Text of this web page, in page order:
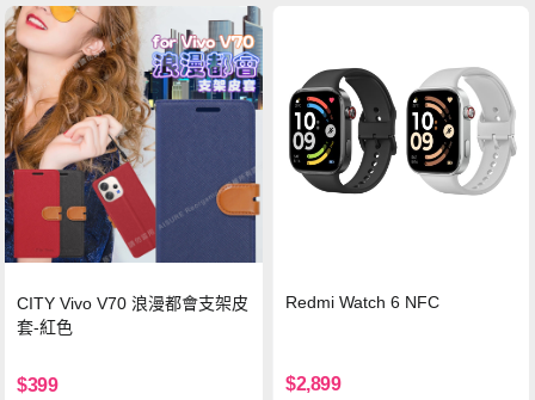
CITY Vivo V70 浪漫都會支架皮
套-紅色
$399
Redmi Watch 6 NFC
$2,899